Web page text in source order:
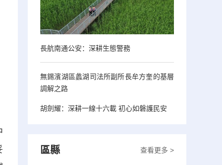
長航南通公安：深耕生態警務
無錫濱湖區蠡湖司法所副所長牟方奎的基層
調解之路
胡劍耀：深耕一線十六載 初心如磐護民安
查看更多 >
區縣